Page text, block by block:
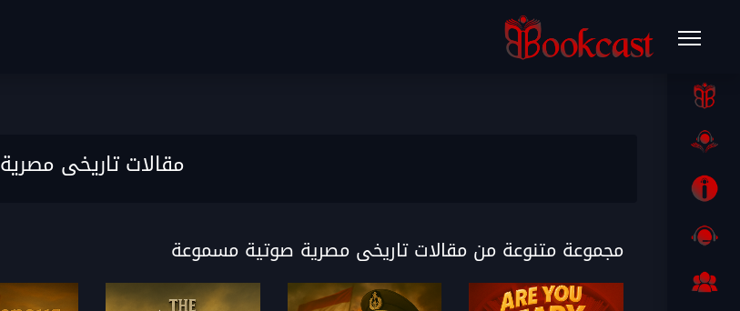
مقالات تاريخى مصرية
مجموعة متنوعة من مقالات تاريخى مصرية صوتية مسموعة